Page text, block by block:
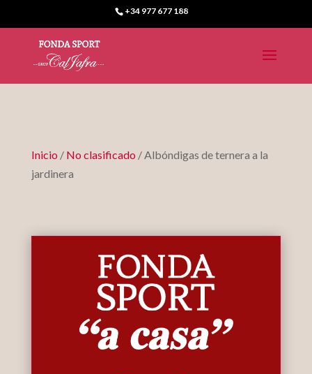
+34 977 677 188
Inicio / No clasificado / Albóndigas de ternera a la
jardinera